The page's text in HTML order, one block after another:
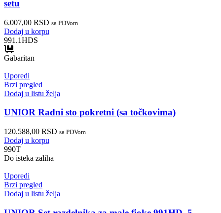
setu
6.007,00 RSD sa PDVom
Dodaj u korpu
991.1HDS
Gabaritan
Uporedi
Brzi pregled
Dodaj u listu želja
UNIOR Radni sto pokretni (sa točkovima)
120.588,00 RSD sa PDVom
Dodaj u korpu
990T
Do isteka zaliha
Uporedi
Brzi pregled
Dodaj u listu želja